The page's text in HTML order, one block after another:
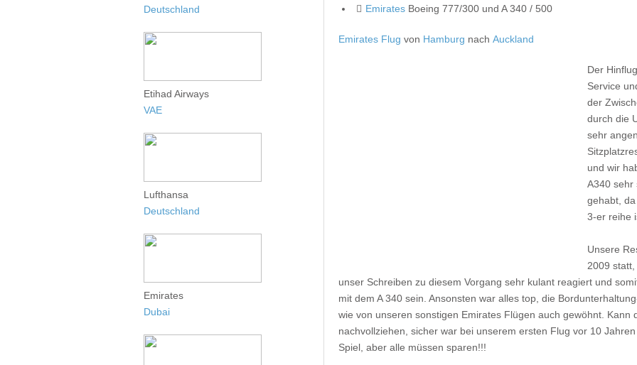
EmiratesBoeing 777/300 und A 340 / 500
Emirates Flug von Hamburg nachAuckland
Der
Service
der
durch die
sehr
und wir
A340 sehr
gehabt,
3-er reihe
Unsere
2009
unser Schreiben zu diesem Vorgang sehr kulant reagiert und
mit dem A 340 sein. Ansonsten war alles top, die
wie von unseren sonstigen Emirates Flügen auch gewöhnt. Kann
nachvollziehen, sicher war bei unserem ersten Flug vor 10
Spiel, aber alle müssen sparen!!!
Deutschland
Etihad Airways
VAE
Lufthansa
Deutschland
Emirates
Dubai